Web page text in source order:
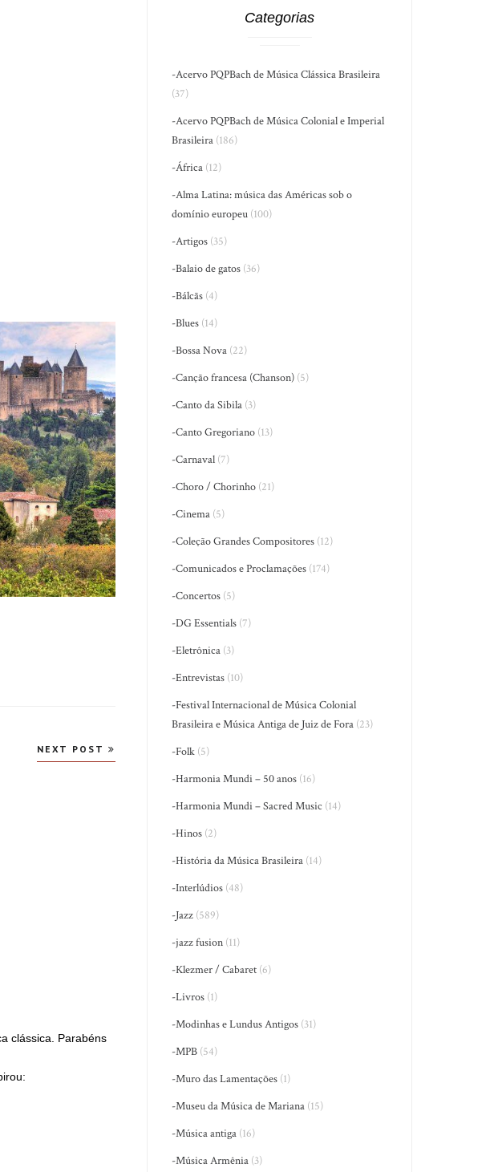
NEXT POST
clássica. Parabéns
Categorias
-Acervo PQPBach de Música Clássica Brasileira
(37)
-Acervo PQPBach de Música Colonial e Imperial
Brasileira (186)
-África (12)
-Alma Latina: música das Américas sob o
domínio europeu (100)
-Artigos (35)
-Balaio de gatos (36)
-Bálcãs (4)
-Blues (14)
-Bossa Nova (22)
-Canção francesa (Chanson) (5)
-Canto da Sibila (3)
-Canto Gregoriano (13)
-Carnaval (7)
-Choro / Chorinho (21)
-Cinema (5)
-Coleção Grandes Compositores (12)
-Comunicados e Proclamações (174)
-Concertos (5)
-DG Essentials (7)
-Eletrônica (3)
-Entrevistas (10)
-Festival Internacional de Música Colonial
Brasileira e Música Antiga de Juiz de Fora (23)
-Folk (5)
-Harmonia Mundi – 50 anos (16)
-Harmonia Mundi – Sacred Music (14)
-Hinos (2)
-História da Música Brasileira (14)
-Interlúdios (48)
-Jazz (589)
-jazz fusion (11)
-Klezmer / Cabaret (6)
-Livros (1)
-Modinhas e Lundus Antigos (31)
-MPB (54)
-Muro das Lamentações (1)
-Museu da Música de Mariana (15)
-Música antiga (16)
-Música Armênia (3)